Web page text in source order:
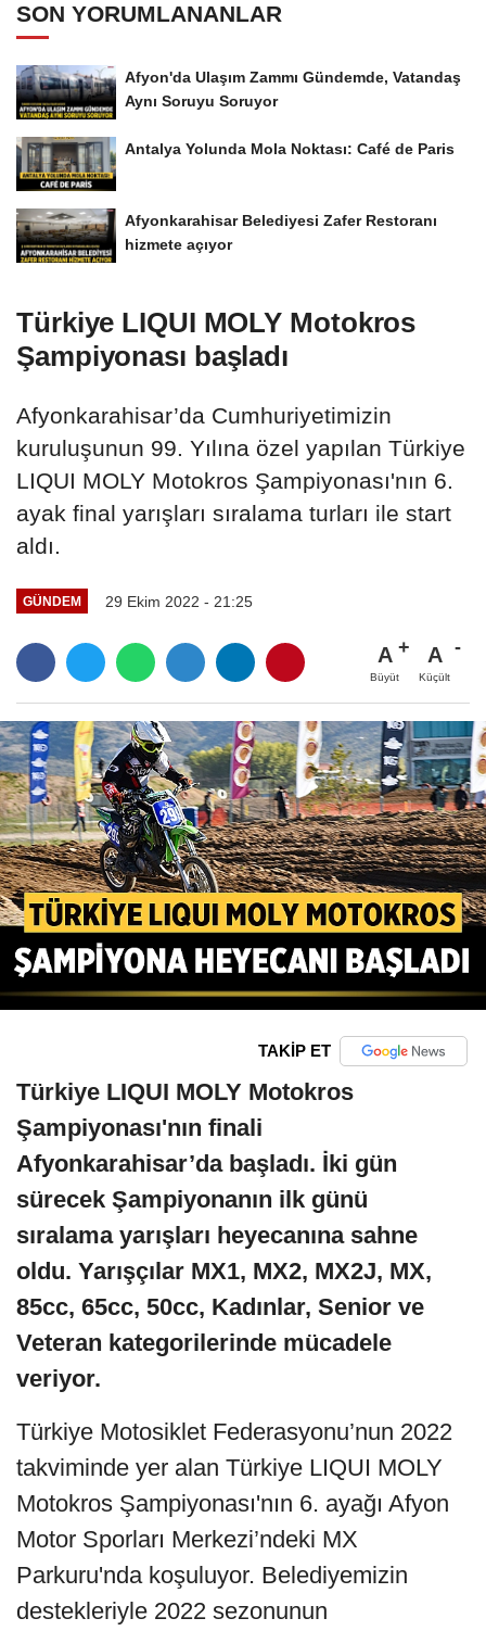
SON YORUMLANANLAR
Afyon'da Ulaşım Zammı Gündemde, Vatandaş
Aynı Soruyu Soruyor
Antalya Yolunda Mola Noktası: Café de Paris
Afyonkarahisar Belediyesi Zafer Restoranı
hizmete açıyor
Türkiye LIQUI MOLY Motokros
Şampiyonası başladı
Afyonkarahisar’da Cumhuriyetimizin
kuruluşunun 99. Yılına özel yapılan Türkiye
LIQUI MOLY Motokros Şampiyonası'nın 6.
ayak final yarışları sıralama turları ile start
aldı.
GÜNDEM 29 Ekim 2022 - 21:25
A
Büyüt
A
Küçült
TAKİP ET
Türkiye LIQUI MOLY Motokros
Şampiyonası'nın finali
Afyonkarahisar’da başladı. İki gün
sürecek Şampiyonanın ilk günü
sıralama yarışları heyecanına sahne
oldu. Yarışçılar MX1, MX2, MX2J, MX,
85cc, 65cc, 50cc, Kadınlar, Senior ve
Veteran kategorilerinde mücadele
veriyor.
Türkiye Motosiklet Federasyonu’nun 2022
takviminde yer alan Türkiye LIQUI MOLY
Motokros Şampiyonası'nın 6. ayağı Afyon
Motor Sporları Merkezi’ndeki MX
Parkuru'nda koşuluyor. Belediyemizin
destekleriyle 2022 sezonunun